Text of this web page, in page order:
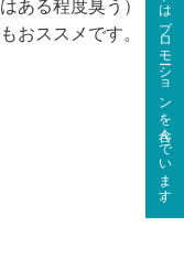
ある程度臭う）
おススメです。
このサイトはプロモーションを含んでいます。